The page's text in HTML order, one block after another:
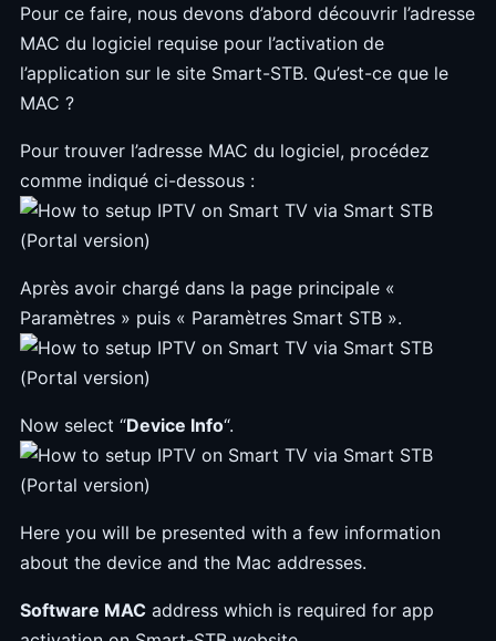
Pour ce faire, nous devons d’abord découvrir l’adresse
MAC du logiciel requise pour l’activation de
l’application sur le site Smart-STB. Qu’est-ce que le
MAC ?
Pour trouver l’adresse MAC du logiciel, procédez
comme indiqué ci-dessous :
Après avoir chargé dans la page principale «
Paramètres » puis « Paramètres Smart STB ».
Now select “Device Info“.
Here you will be presented with a few information
about the device and the Mac addresses.
Software MAC address which is required for app